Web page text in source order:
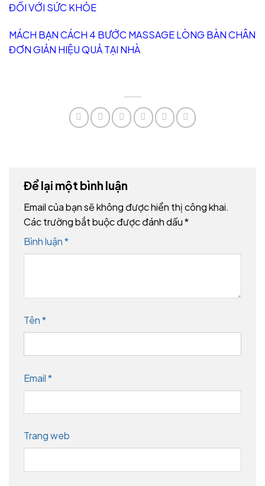
ĐỐI VỚI SỨC KHỎE
MÁCH BẠN CÁCH 4 BƯỚC MASSAGE LÒNG BÀN CHÂN
ĐƠN GIẢN HIỆU QUẢ TẠI NHÀ
Để lại một bình luận
Email của bạn sẽ không được hiển thị công khai.
Các trường bắt buộc được đánh dấu*
Bình luận*
Tên*
Email*
Trang web